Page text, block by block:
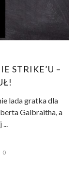
STRIKE’U –
lada gratka dla
Galbraitha, a
...
0